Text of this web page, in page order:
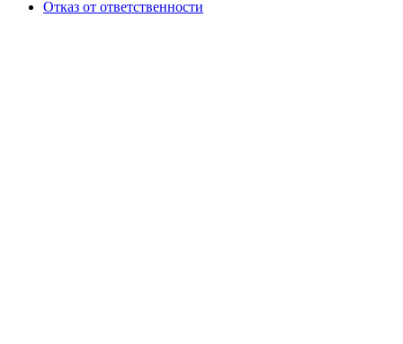
Отказ от ответственности